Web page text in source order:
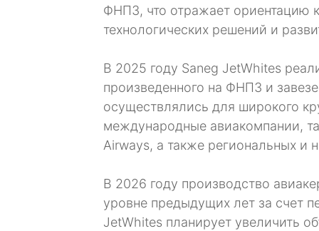
ФНПЗ, что отражает ориентацию
технологических решений и
В 2025 году Saneg JetWhites
произведенного на ФНПЗ и
осуществлялись для широкого
международные авиакомпании,
Airways, а также региональных и
В 2026 году производство
уровне предыдущих лет за счет
JetWhites планирует увеличить